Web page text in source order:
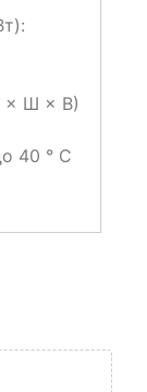
× Ш × В)
40 ° C